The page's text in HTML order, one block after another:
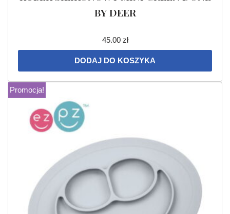
BY DEER
45.00 zł
DODAJ DO KOSZYKA
Promocja!